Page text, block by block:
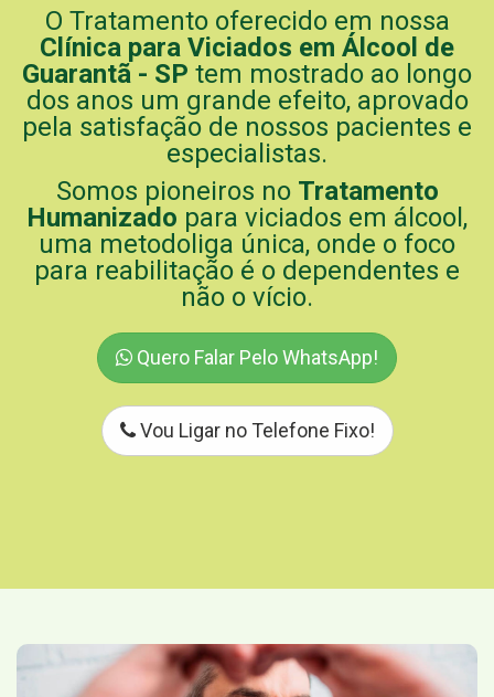
O Tratamento oferecido em nossa
Clínica para Viciados em Álcool de
Guarantã - SP tem mostrado ao longo
dos anos um grande efeito, aprovado
pela satisfação de nossos pacientes e
especialistas.
Somos pioneiros no Tratamento
Humanizado para viciados em álcool,
uma metodoliga única, onde o foco
para reabilitação é o dependentes e
não o vício.
Quero Falar Pelo WhatsApp!
Vou Ligar no Telefone Fixo!